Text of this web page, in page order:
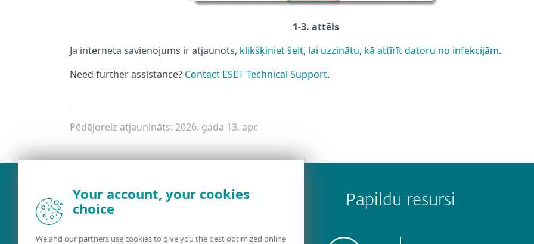
1-3. attēls
Ja interneta savienojums ir atjaunots, klikšķiniet šeit, lai uzzinātu, kā attīrīt datoru no infekcijām.
Need further assistance? Contact ESET Technical Support.
Pēdējoreiz atjaunināts: 2026. gada 13. apr.
Papildu resursi
Your account, your cookies
choice
We and our partners use cookies to give you the best optimized online